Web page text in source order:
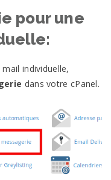
pour une
individuelle,
dans votre cPanel.